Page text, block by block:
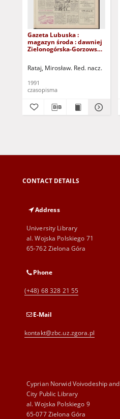
Gazeta Lubuska :
magazyn środa : dawniej
Zielonogórska-Gorzowska
Wyd. 1
Rataj, Mirosław. Red. nacz.
1991
czasopisma
CONTACT DETAILS
Address
University Library
al. Wojska Polskiego 71
65-762 Zielona Góra
Phone
(+48) 68 328 21 55
E-Mail
kontakt@zbc.uz.zgora.pl
Cyprian Norwid Voivodeship and
City Public Library
al. Wojska Polskiego 9
65-077 Zielona Góra